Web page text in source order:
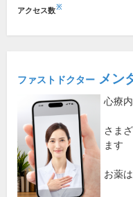
アクセス数※
ファストドクター メン
心療
さま
ます
お薬